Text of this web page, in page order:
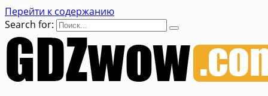
Перейти к содержанию
Search for: